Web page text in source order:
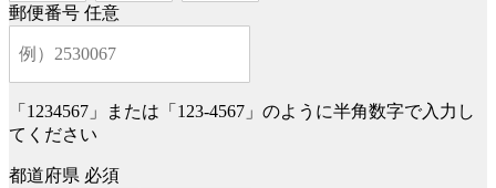
郵便番号 任意
「1234567」または「123-4567」のように半角数字で入力し
てください
都道府県 必須